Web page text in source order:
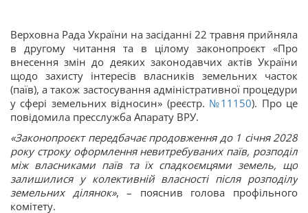
Верховна Рада України на засіданні 22 травня прийняла
в другому читання та в цілому законопроєкт «Про
внесення змін до деяких законодавчих актів України
щодо захисту інтересів власників земельних часток
(паїв), а також застосування адміністративної процедури
у сфері земельних відносин» (реєстр. №11150). Про це
повідомила пресслужба Апарату ВРУ.
«Законопроєкт передбачає продовження до 1 січня 2028
року строку оформлення невитребуваних паїв, розподіл
між власниками паїв та їх спадкоємцями земель, що
залишилися у колективній власності після розподілу
земельних ділянок», – пояснив голова профільного
комітету.